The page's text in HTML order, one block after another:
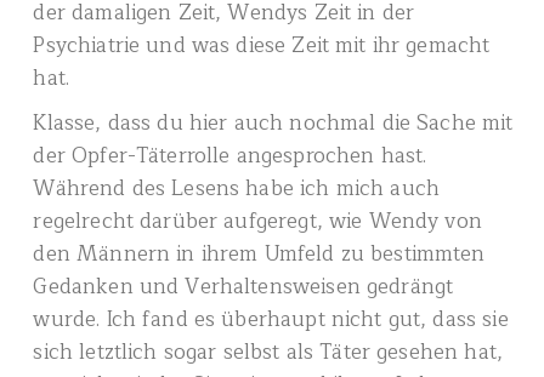
der damaligen Zeit, Wendys Zeit in der
Psychiatrie und was diese Zeit mit ihr gemacht
hat.
Klasse, dass du hier auch nochmal die Sache mit
der Opfer-Täterrolle angesprochen hast.
Während des Lesens habe ich mich auch
regelrecht darüber aufgeregt, wie Wendy von
den Männern in ihrem Umfeld zu bestimmten
Gedanken und Verhaltensweisen gedrängt
wurde. Ich fand es überhaupt nicht gut, dass sie
sich letztlich sogar selbst als Täter gesehen hat,